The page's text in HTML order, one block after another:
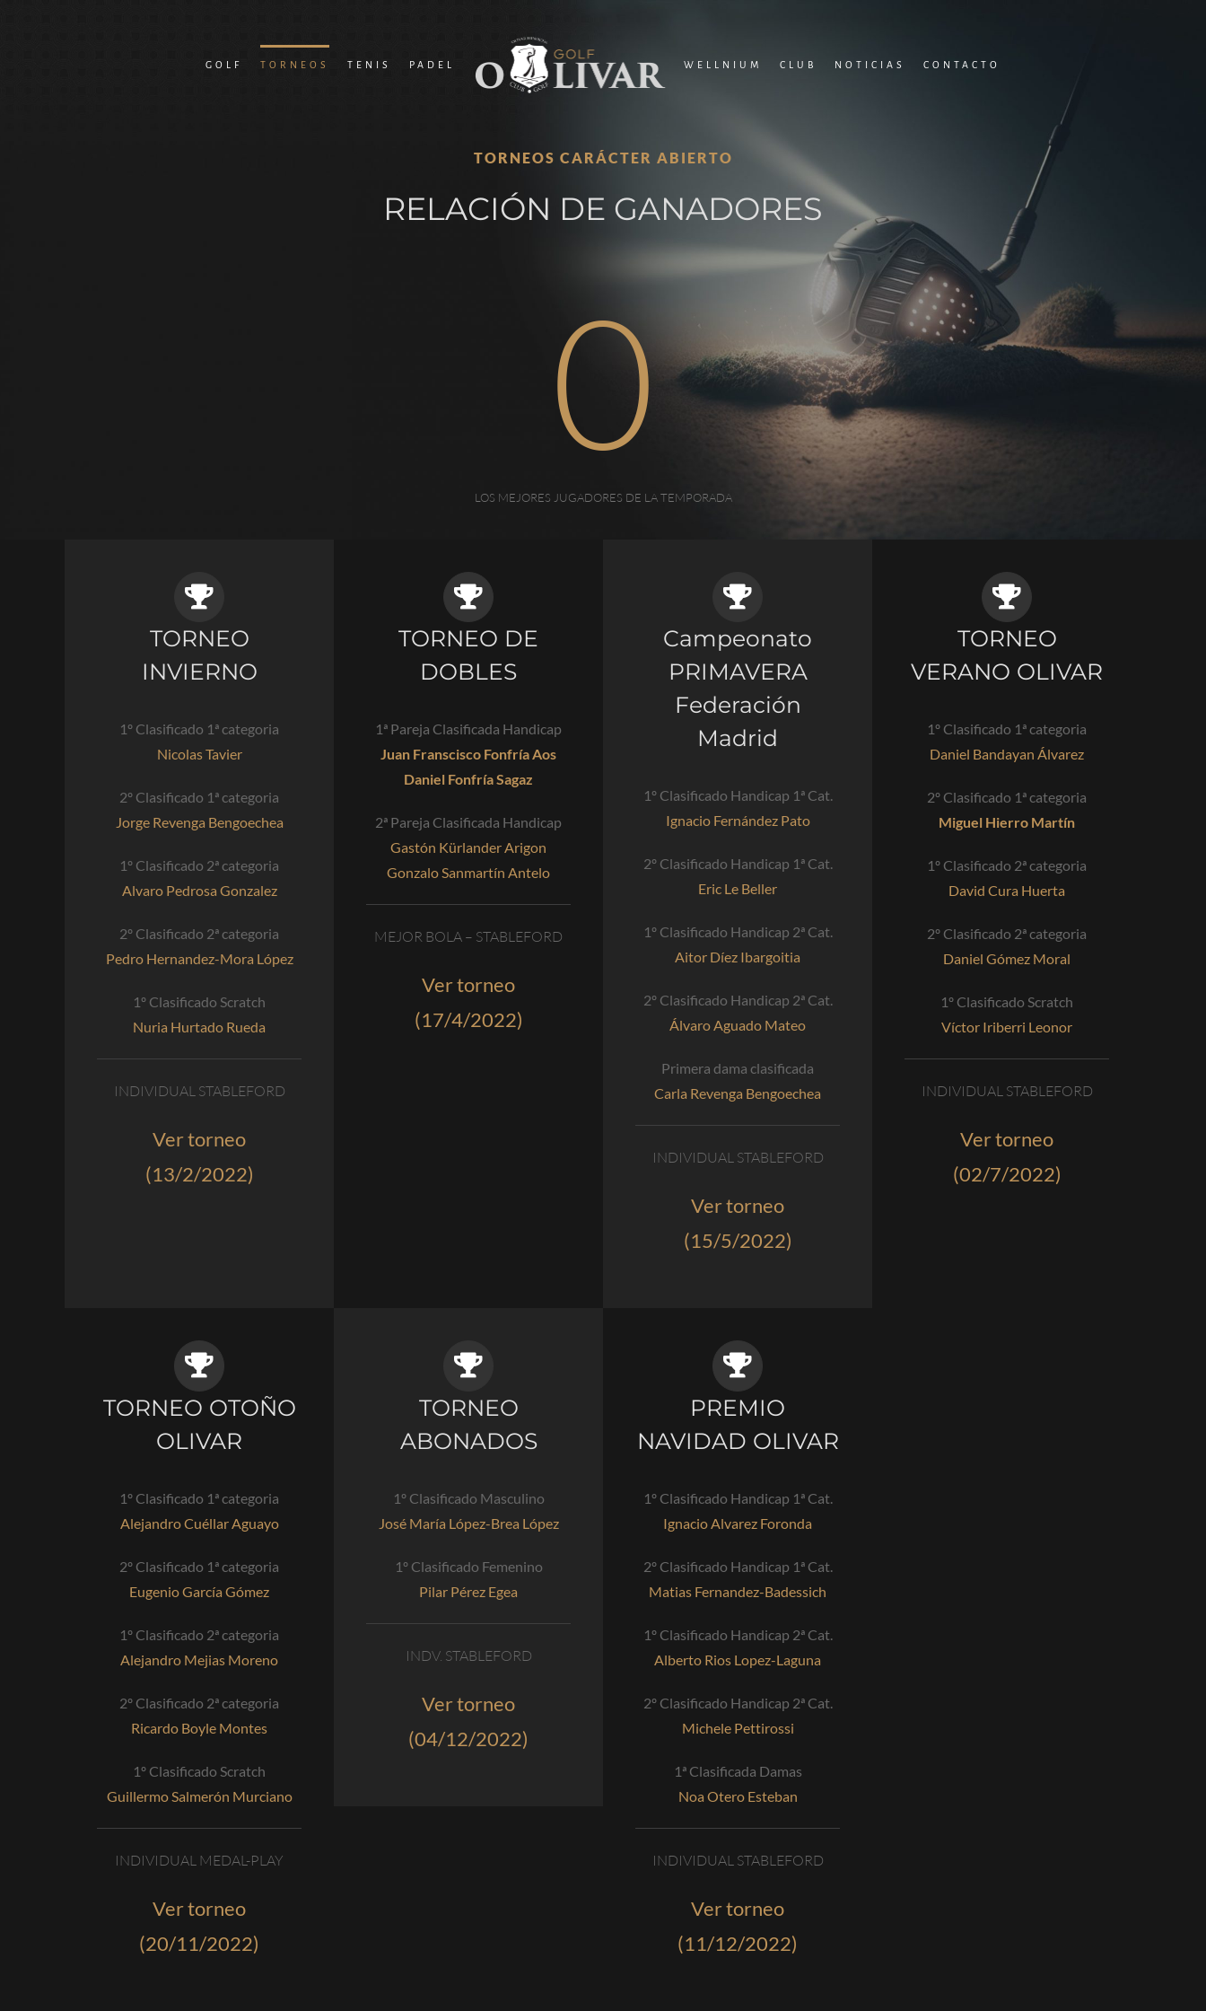
GOLF TORNEOS TENIS PADEL WELLNIUM CLUB NOTICIAS CONTACTO
TORNEOS CARÁCTER ABIERTO
RELACIÓN DE GANADORES
0
LOS MEJORES JUGADORES DE LA TEMPORADA
TORNEO
INVIERNO
1º Clasificado 1ª categoria
Nicolas Tavier
2º Clasificado 1ª categoria
Jorge Revenga Bengoechea
1º Clasificado 2ª categoria
Alvaro Pedrosa Gonzalez
2º Clasificado 2ª categoria
Pedro Hernandez-Mora López
1º Clasificado Scratch
Nuria Hurtado Rueda
INDIVIDUAL STABLEFORD
Ver torneo
(13/2/2022)
TORNEO DE
DOBLES
1ª Pareja Clasificada Handicap
Juan Franscisco Fonfría Aos
Daniel Fonfría Sagaz
2ª Pareja Clasificada Handicap
Gastón Kürlander Arigon
Gonzalo Sanmartín Antelo
MEJOR BOLA – STABLEFORD
Ver torneo
(17/4/2022)
Campeonato
PRIMAVERA
Federación
Madrid
1º Clasificado Handicap 1ª Cat.
Ignacio Fernández Pato
2º Clasificado Handicap 1ª Cat.
Eric Le Beller
1º Clasificado Handicap 2ª Cat.
Aitor Díez Ibargoitia
2º Clasificado Handicap 2ª Cat.
Álvaro Aguado Mateo
Primera dama clasificada
Carla Revenga Bengoechea
INDIVIDUAL STABLEFORD
Ver torneo
(15/5/2022)
TORNEO
VERANO OLIVAR
1º Clasificado 1ª categoria
Daniel Bandayan Álvarez
2º Clasificado 1ª categoria
Miguel Hierro Martín
1º Clasificado 2ª categoria
David Cura Huerta
2º Clasificado 2ª categoria
Daniel Gómez Moral
1º Clasificado Scratch
Víctor Iriberri Leonor
INDIVIDUAL STABLEFORD
Ver torneo
(02/7/2022)
TORNEO OTOÑO
OLIVAR
1º Clasificado 1ª categoria
Alejandro Cuéllar Aguayo
2º Clasificado 1ª categoria
Eugenio García Gómez
1º Clasificado 2ª categoria
Alejandro Mejias Moreno
2º Clasificado 2ª categoria
Ricardo Boyle Montes
1º Clasificado Scratch
Guillermo Salmerón Murciano
INDIVIDUAL MEDAL-PLAY
Ver torneo
(20/11/2022)
TORNEO
ABONADOS
1º Clasificado Masculino
José María López-Brea López
1º Clasificado Femenino
Pilar Pérez Egea
INDV. STABLEFORD
Ver torneo
(04/12/2022)
PREMIO
NAVIDAD OLIVAR
1º Clasificado Handicap 1ª Cat.
Ignacio Alvarez Foronda
2º Clasificado Handicap 1ª Cat.
Matias Fernandez-Badessich
1º Clasificado Handicap 2ª Cat.
Alberto Rios Lopez-Laguna
2º Clasificado Handicap 2ª Cat.
Michele Pettirossi
1ª Clasificada Damas
Noa Otero Esteban
INDIVIDUAL STABLEFORD
Ver torneo
(11/12/2022)